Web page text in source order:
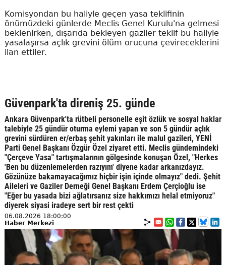
Komisyondan bu haliyle geçen yasa teklifinin
önümüzdeki günlerde Meclis Genel Kurulu'na gelmesi
beklenirken, dışarıda bekleyen gaziler teklif bu haliyle
yasalaşırsa açlık grevini ölüm orucuna çevireceklerini
ilan ettiler.
Güvenpark'ta direniş 25. günde
Ankara Güvenpark'ta rütbeli personelle eşit özlük ve sosyal haklar
talebiyle 25 gündür oturma eylemi yapan ve son 5 gündür açlık
grevini sürdüren er/erbaş şehit yakınları ile malul gazileri, YENİ
Parti Genel Başkanı Özgür Özel ziyaret etti. Meclis gündemindeki
"Çerçeve Yasa" tartışmalarının gölgesinde konuşan Özel, "Herkes
'Ben bu düzenlemelerden razıyım' diyene kadar arkanızdayız.
Gözünüze bakamayacağımız hiçbir işin içinde olmayız" dedi. Şehit
Aileleri ve Gaziler Derneği Genel Başkanı Erdem Çerçioğlu ise
"Eğer bu yasada bizi ağlatırsanız size hakkımızı helal etmiyoruz"
diyerek siyasi iradeye sert bir rest çekti
06.08.2026 18:00:00
Haber Merkezi